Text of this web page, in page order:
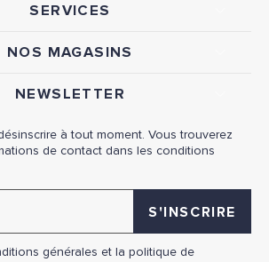
SERVICES
NOS MAGASINS
NEWSLETTER
à tout moment. Vous trouverez
de contact dans les conditions
générales et la politique de